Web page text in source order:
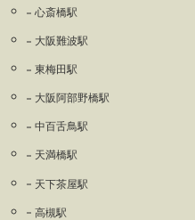
心斎橋駅
大阪難波駅
東梅田駅
大阪阿部野橋駅
中百舌鳥駅
天満橋駅
天下茶屋駅
高槻駅